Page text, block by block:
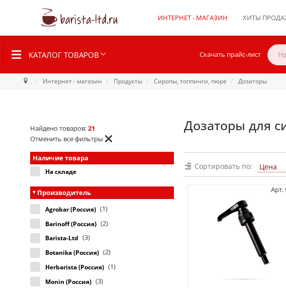
ИНТЕРНЕТ - МАГАЗИН ХИТЫ
КАТАЛОГ ТОВАРОВ Скачать прайс-лист
Интернет - магазин
Продукты Сиропы, топпинги, пюре Дозаторы
Дозаторы для
Сортировать по:
Арт.
Найдено товаров:21
Отменить все фильтры
Наличие товара
На складе
Производитель
Agrobar (Россия) (1)
Barinoff (Россия) (2)
Barista-Ltd (3)
Botanika (Россия) (2)
Herbarista (Россия) (1)
Monin (Россия) (3)